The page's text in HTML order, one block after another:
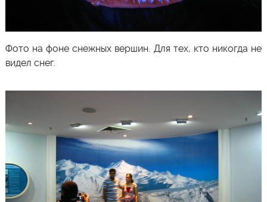
Фото на фоне снежных вершин. Для тех, кто никогда не
видел снег.